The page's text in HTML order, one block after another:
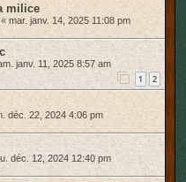
milice
« mar. janv. 14, 2025 11:08 pm
janv. 11, 2025 8:57 am
1 2
déc. 22, 2024 4:06 pm
déc. 12, 2024 12:40 pm